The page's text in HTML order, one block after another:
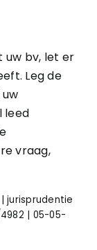
uw bv, let er
Leg de
leed
vraag,
jurisprudentie
4982 | 05-05-